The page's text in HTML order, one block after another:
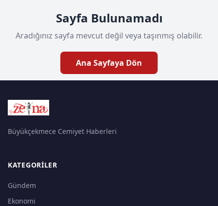
Sayfa Bulunamadı
Aradığınız sayfa mevcut değil veya taşınmış olabilir.
Ana Sayfaya Dön
Büyükçekmece Cemiyet Haberleri
KATEGORILER
Gündem
Ekonomi